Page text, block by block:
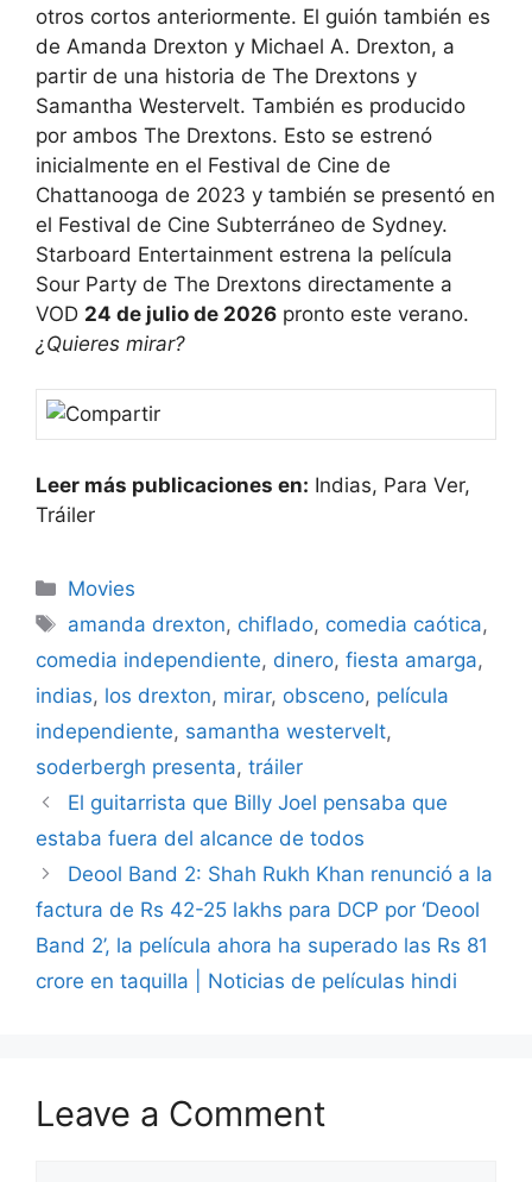
otros cortos anteriormente. El guión también es
de Amanda Drexton y Michael A. Drexton, a
partir de una historia de The Drextons y
Samantha Westervelt. También es producido
por ambos The Drextons. Esto se estrenó
inicialmente en el Festival de Cine de
Chattanooga de 2023 y también se presentó en
el Festival de Cine Subterráneo de Sydney.
Starboard Entertainment estrena la película
Sour Party de The Drextons directamente a
VOD 24 de julio de 2026 pronto este verano.
¿Quieres mirar?
Leer más publicaciones en: Indias, Para Ver,
Tráiler
Categories
Movies
Tags
amanda drexton, chiflado, comedia caótica,
comedia independiente, dinero, fiesta amarga,
indias, los drexton, mirar, obsceno, película
independiente, samantha westervelt,
soderbergh presenta, tráiler
El guitarrista que Billy Joel pensaba que
estaba fuera del alcance de todos
Deool Band 2: Shah Rukh Khan renunció a la
factura de Rs 42-25 lakhs para DCP por ‘Deool
Band 2’, la película ahora ha superado las Rs 81
crore en taquilla | Noticias de películas hindi
Leave a Comment